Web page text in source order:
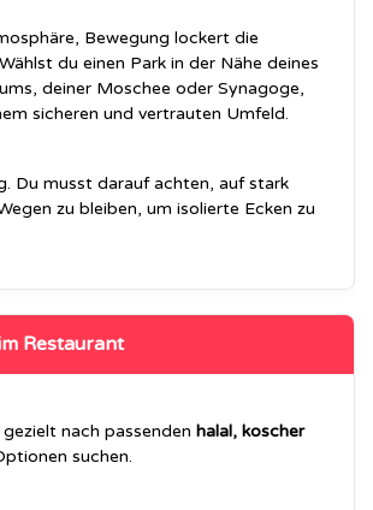
Bewegung lockert die
du einen Park in der Nähe deines
deiner Moschee oder Synagoge,
sicheren und vertrauten Umfeld.
Du musst darauf achten, auf stark
zu bleiben, um isolierte Ecken zu
Restaurant
nach passenden halal, koscher
suchen.